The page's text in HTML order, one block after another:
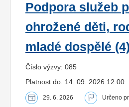
Podpora služeb
ohrožené děti,
mladé dospělé (4)
Číslo výzvy: 085
Platnost do: 14. 09. 2026 12:00
29. 6. 2026 Určeno